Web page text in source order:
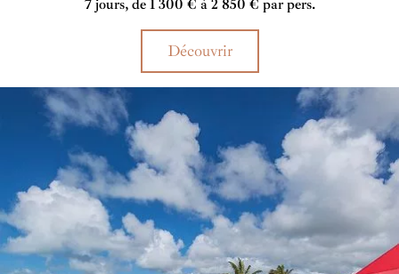
cadre tropical, le Veranda Grand Baie est un havre de paix au
cœur de la mythique Grand Baie.
7 jours, de 1 300 € à 2 850 € par pers.
Découvrir